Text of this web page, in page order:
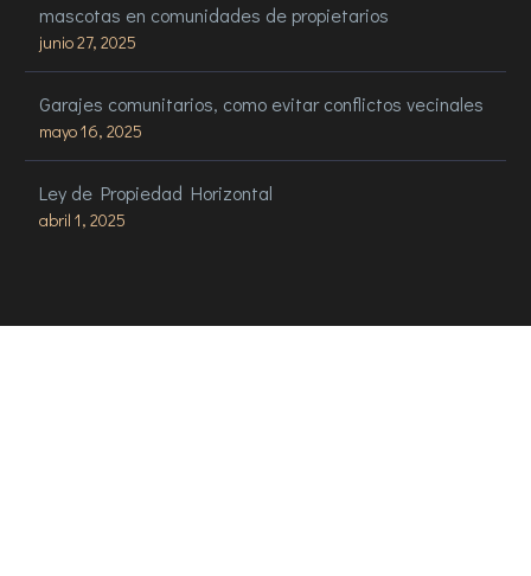
mascotas en comunidades de propietarios
junio 27, 2025
Garajes comunitarios, como evitar conflictos vecinales
mayo 16, 2025
Ley de Propiedad Horizontal
abril 1, 2025